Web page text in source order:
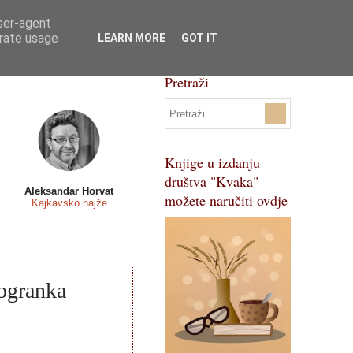
Svi natječaji
Pojmovnik
Aleksandar Horvat
Kajkavsko najže
Pretraži
Knjige u izdanju
društva "Kvaka"
možete naručiti ovdje
agent
usage
LEARN MORE GOT IT